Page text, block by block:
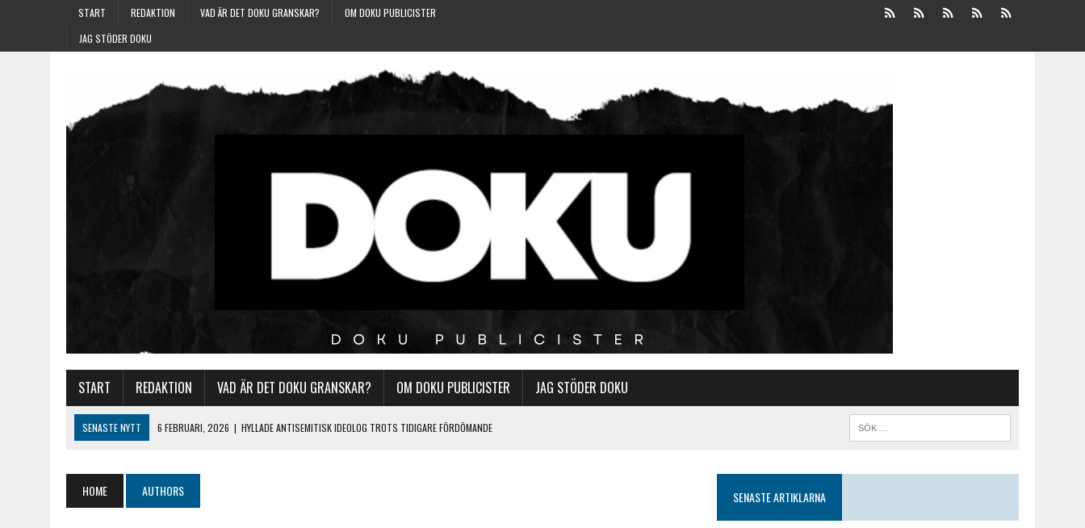
START REDAKTION VAD ÄR DET DOKU GRANSKAR?
OM DOKU PUBLICISTER
JAG STÖDER DOKU
START REDAKTION VAD ÄR DET DOKU GRANSKAR? OM DOKU PUBLICISTER JAG STÖDER DOKU
SENASTE NYTT 6 FEBRUARI, 2026 | HYLLADE ANTISEMITISK IDEOLOG TROTS TIDIGARE FÖRDÖMANDE
1 MARS, 2026 | REVOLUTIONSGARDETS FANA VAJADE NÄR KHAMENEI HYLLADES
HOME AUTHORS SENASTE ARTIKLARNA